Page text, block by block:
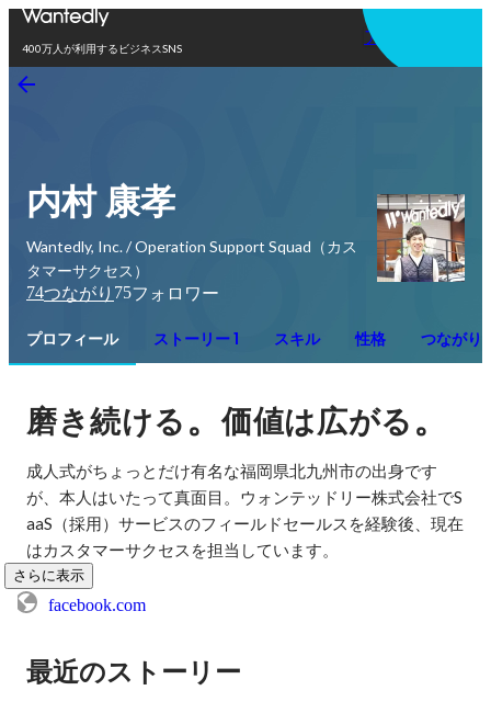
400万人が利用するビジネスSNS
アプリを使う
内村 康孝
Wantedly, Inc. / Operation Support Squad（カス
タマーサクセス）
74つながり 75フォロワー
プロフィール ストーリー 1 スキル 性格 つながり
磨き続ける。価値は広がる。
成人式がちょっとだけ有名な福岡県北九州市の出身です
が、本人はいたって真面目。ウォンテッドリー株式会社でS
aaS（採用）サービスのフィールドセールスを経験後、現在
はカスタマーサクセスを担当しています。
さらに表示
facebook.com
最近のストーリー